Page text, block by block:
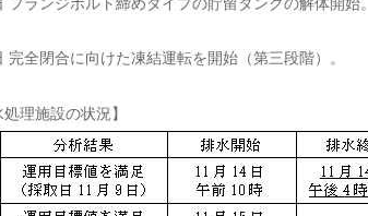
完全閉合に向けた凍結運転を開始（第三段階）。
理施設の状況】